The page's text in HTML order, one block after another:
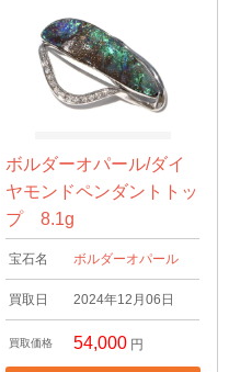
ボルダーオパール/ダイ
ヤモンドペンダントトッ
プ 8.1g
宝石名 ボルダーオパール
買取日 2024年12月06日
買取価格 54,000 円